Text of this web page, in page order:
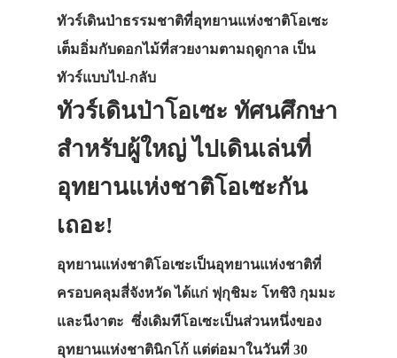
ทัวร์เดินป่าธรรมชาติที่อุทยานแห่งชาติโอเซะ
เต็มอิ่มกับดอกไม้ที่สวยงามตามฤดูกาล เป็น
ทัวร์แบบไป-กลับ
ทัวร์เดินป่าโอเซะ ทัศนศึกษา
สำหรับผู้ใหญ่ ไปเดินเล่นที่
อุทยานแห่งชาติโอเซะกัน
เถอะ!
อุทยานแห่งชาติโอเซะเป็นอุทยานแห่งชาติที่
ครอบคลุมสี่จังหวัด ได้แก่ ฟุกุชิมะ โทชิงิ กุมมะ
และนีงาตะ ซึ่งเดิมทีโอเซะเป็นส่วนหนึ่งของ
อุทยานแห่งชาตินิกโก้ แต่ต่อมาในวันที่ 30